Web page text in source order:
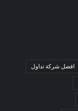
افضل شركة تداول